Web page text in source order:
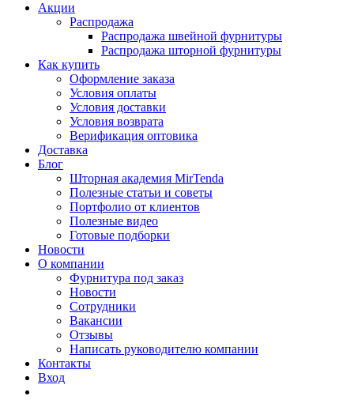
Акции
Распродажа
Распродажа швейной фурнитуры
Распродажа шторной фурнитуры
Как купить
Оформление заказа
Условия оплаты
Условия доставки
Условия возврата
Верификация оптовика
Доставка
Блог
Шторная академия MirTenda
Полезные статьи и советы
Портфолио от клиентов
Полезные видео
Готовые подборки
Новости
О компании
Фурнитура под заказ
Новости
Сотрудники
Вакансии
Отзывы
Написать руководителю компании
Контакты
Вход